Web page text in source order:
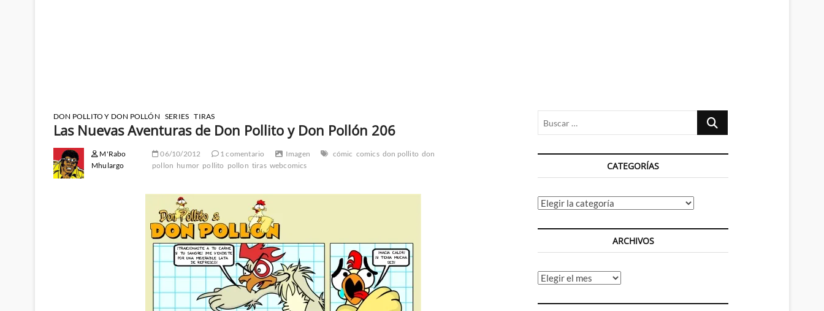
DON POLLITO Y DON POLLÓN SERIES TIRAS
Las Nuevas Aventuras de Don Pollito y Don Pollón 206
M'Rabo
Mhulargo
06/10/2012 1 comentario Imagen cómic comics don pollito don
pollon humor pollito pollon tiras webcomics
Buscar
CATEGORÍAS
Categorías
ARCHIVOS
Archivos